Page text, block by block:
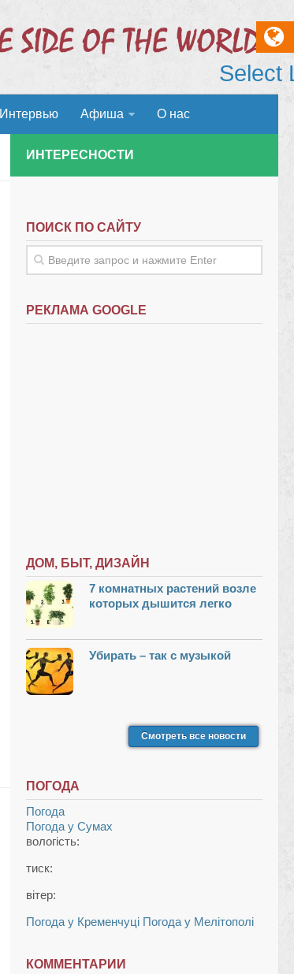
Интервью Афиша О нас
ИНТЕРЕСНОСТИ
ПОИСК ПО САЙТУ
РЕКЛАМА GOOGLE
ДОМ, БЫТ, ДИЗАЙН
7 комнатных растений возле
которых дышится легко
Убирать – так с музыкой
Смотреть все новости
ПОГОДА
Погода
Погода у Сумах
вологість:
тиск:
вітер:
Погода у Кременчуці Погода у Мелітополі
КОММЕНТАРИИ
Select